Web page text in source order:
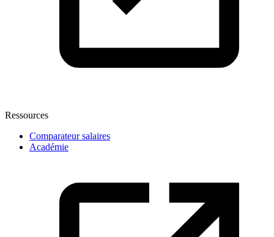
Ressources
Comparateur salaires
Académie